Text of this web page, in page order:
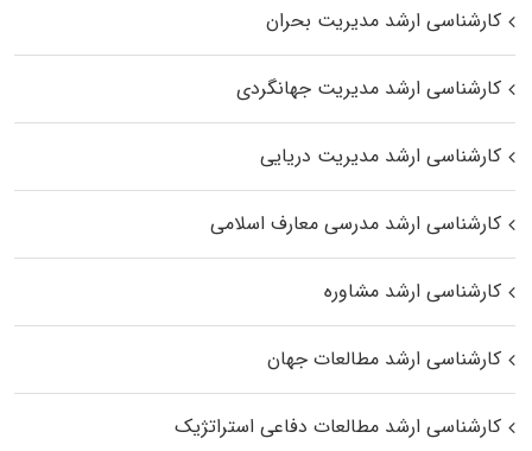
کارشناسی ارشد مدیریت بحران
کارشناسی ارشد مدیریت جهانگردی
کارشناسی ارشد مدیریت دریایی
کارشناسی ارشد مدرسی معارف اسلامی
کارشناسی ارشد مشاوره
کارشناسی ارشد مطالعات جهان
کارشناسی ارشد مطالعات دفاعی استراتژیک